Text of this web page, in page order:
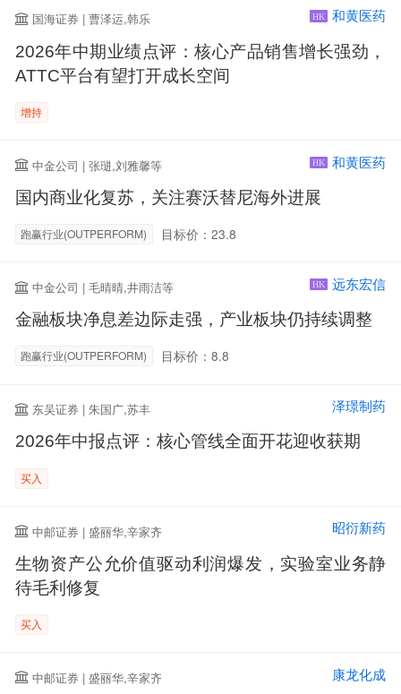
国海证券 | 曹泽运,韩乐 HK 和黄医药
2026年中期业绩点评：核心产品销售增长强劲，
ATTC平台有望打开成长空间
增持
中金公司 | 张琎,刘雅馨等 HK 和黄医药
国内商业化复苏，关注赛沃替尼海外进展
跑赢行业(OUTPERFORM) 目标价：23.8
中金公司 | 毛晴晴,井雨洁等 HK 远东宏信
金融板块净息差边际走强，产业板块仍持续调整
跑赢行业(OUTPERFORM) 目标价：8.8
东吴证券 | 朱国广,苏丰 泽璟制药
2026年中报点评：核心管线全面开花迎收获期
买入
中邮证券 | 盛丽华,辛家齐 昭衍新药
生物资产公允价值驱动利润爆发，实验室业务静
待毛利修复
买入
中邮证券 | 盛丽华,辛家齐 康龙化成